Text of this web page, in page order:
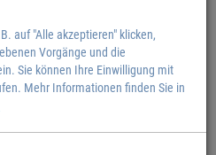
auf "Alle akzeptieren" klicken,
Vorgänge und die
Sie können Ihre Einwilligung mit
Mehr Informationen finden Sie in